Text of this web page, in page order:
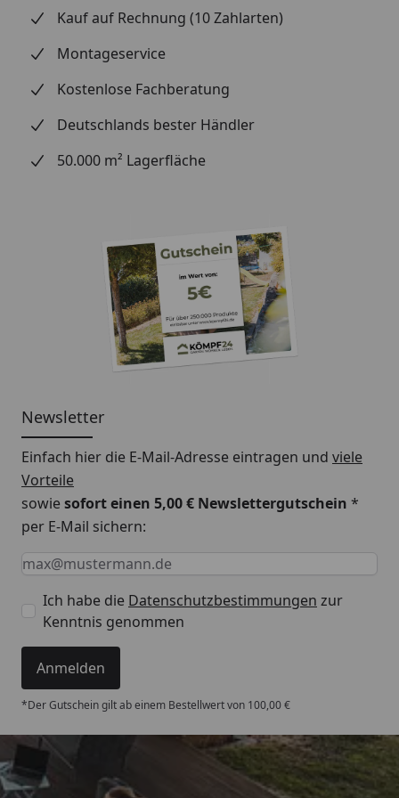
Fugenbild: umlaufende
23 | 32
Deckmaß: 840 x 168 mm
Verlegung: schwimmend
Verlegesystem: UniZip,
Winkel / Schlag-System
wasserresistent 4 Std.
Fußbodenheizung
Geeignet für Warmwasser-
elektrisch betriebene
Fußbodenheizung ist
grundsätzlich geeignet,
wenn diese im Estrich oder
Betonschicht liegt. Die
Heizschlangen / Rohre /
Drähte müssen auf der
gesamten Fläche ausliegen
Kauf auf Rechnung (10 Zahlarten)
Montageservice
Kostenlose Fachberatung
Deutschlands bester Händler
50.000 m² Lagerfläche
Newsletter
Einfach hier die E-Mail-Adresse eintragen und viele
Vorteile
sowiesofort einen 5,00 € Newslettergutschein *
per E-Mail sichern:
Keine Eingabe erforderlich
Eingabe erforderlich
E-Mail *
Ich habe die Datenschutzbestimmungen zur
Kenntnis genommen
Anmelden
*Der Gutschein gilt ab einem Bestellwert von 100,00 €